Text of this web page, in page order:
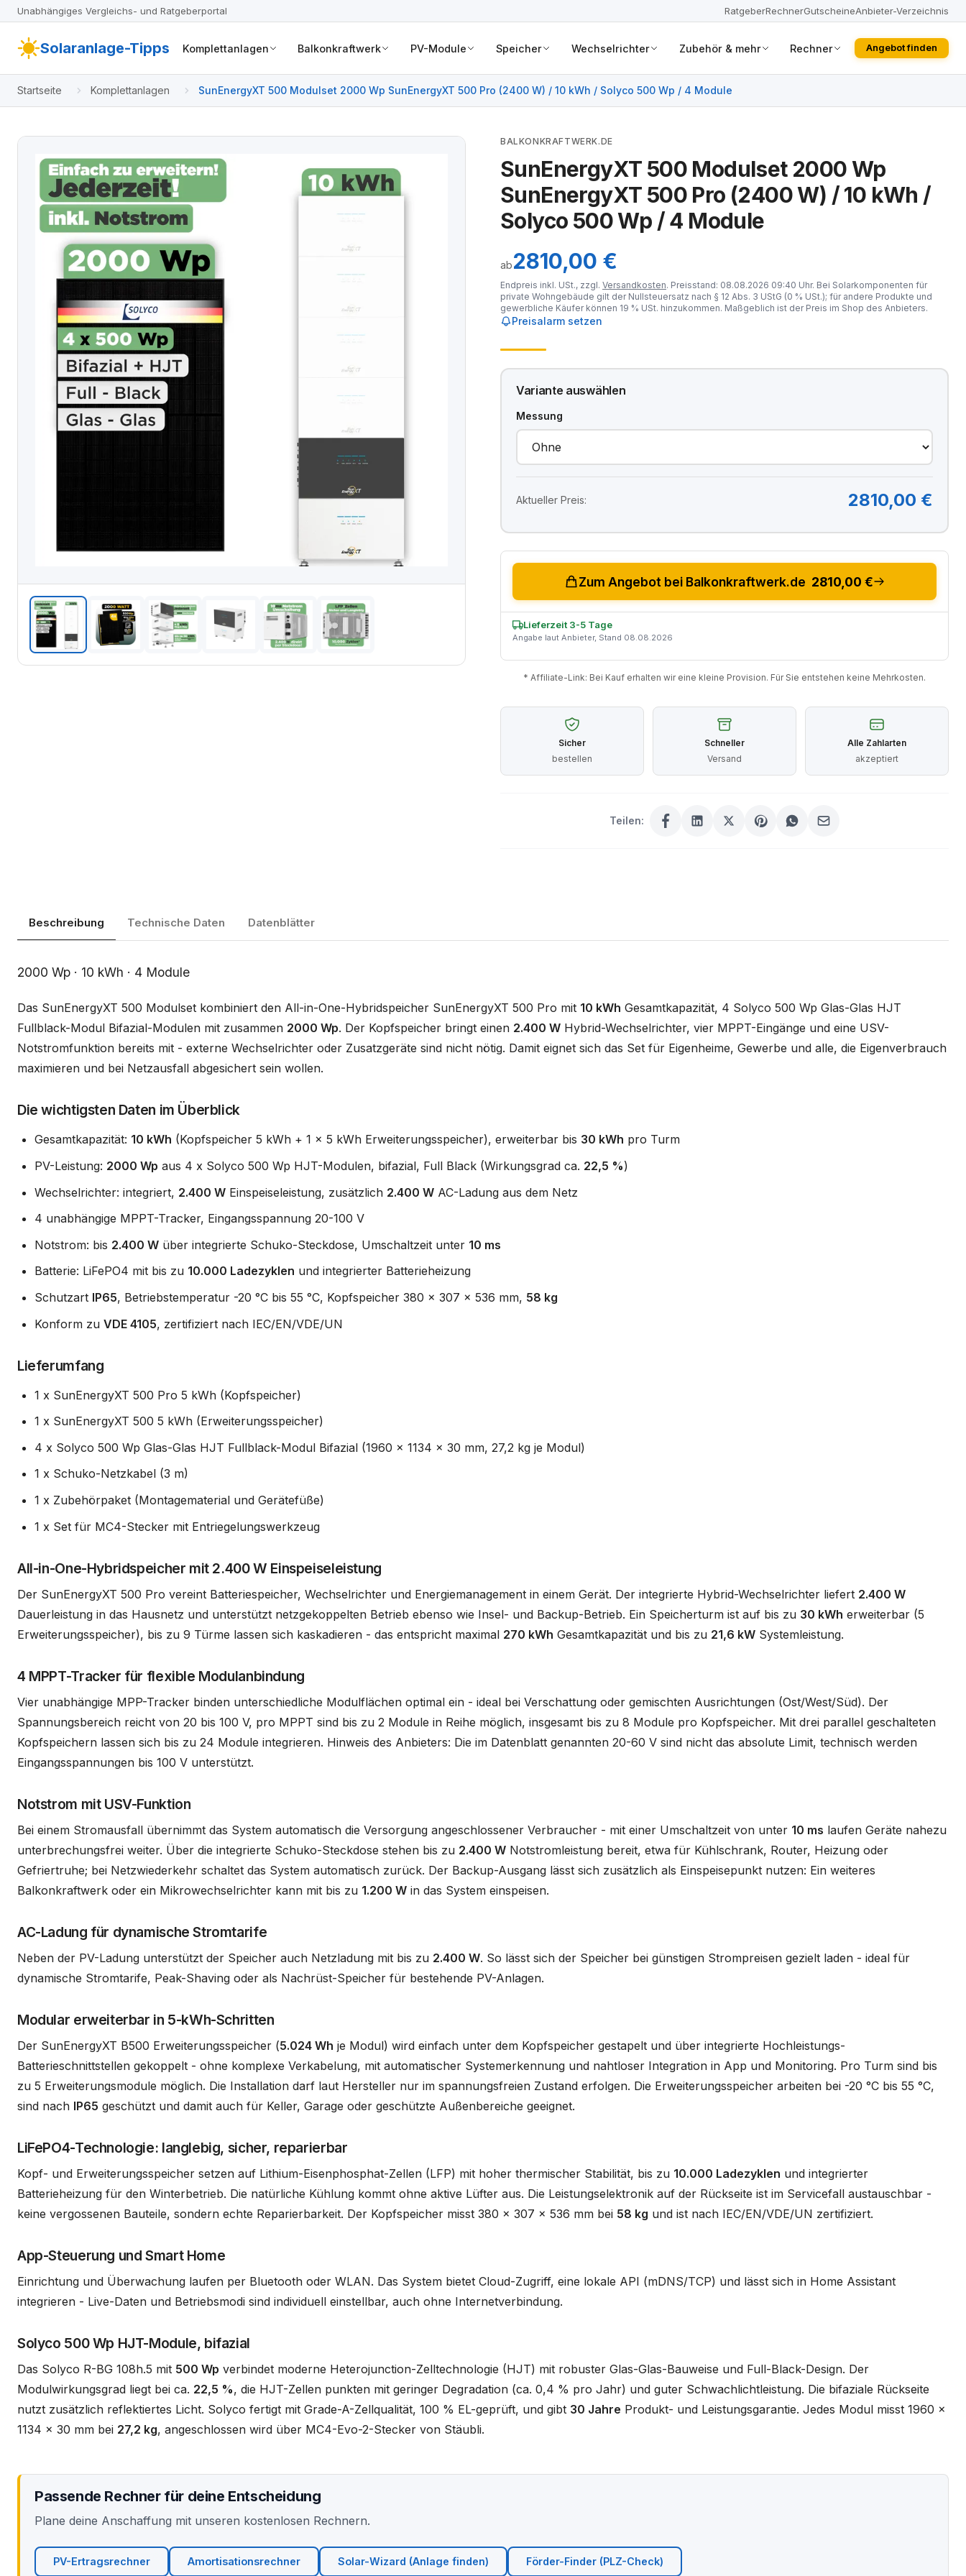
Unabhängiges Vergleichs- und Ratgeberportal RatgeberRechnerGutscheineAnbieter-Verzeichnis
Solaranlage-Tipps Komplettanlagen Balkonkraftwerk PV-Module Speicher Wechselrichter Zubehör & mehr Rechner Angebot finden
Startseite Komplettanlagen SunEnergyXT 500 Modulset 2000 Wp SunEnergyXT 500 Pro (2400 W) / 10 kWh / Solyco 500 Wp / 4 Module
BALKONKRAFTWERK.DE
SunEnergyXT 500 Modulset 2000 Wp
SunEnergyXT 500 Pro (2400 W) / 10 kWh /
Solyco 500 Wp / 4 Module
ab2810,00 €
Endpreis inkl. USt., zzgl. Versandkosten. Preisstand: 08.08.2026 09:40 Uhr. Bei Solarkomponenten für
private Wohngebäude gilt der Nullsteuersatz nach § 12 Abs. 3 UStG (0 % USt.); für andere Produkte und
gewerbliche Käufer können 19 % USt. hinzukommen. Maßgeblich ist der Preis im Shop des Anbieters.
Preisalarm setzen
Variante auswählen
Messung
Aktueller Preis: 2810,00 €
Zum Angebot bei Balkonkraftwerk.de 2810,00 €
Lieferzeit 3-5 Tage
Angabe laut Anbieter, Stand 08.08.2026
* Affiliate-Link: Bei Kauf erhalten wir eine kleine Provision. Für Sie entstehen keine Mehrkosten.
Sicher
bestellen
Schneller
Versand
Alle Zahlarten
akzeptiert
Teilen:
Beschreibung Technische Daten Datenblätter
Beschreibung
2000 Wp · 10 kWh · 4 Module
Das SunEnergyXT 500 Modulset kombiniert den All-in-One-Hybridspeicher SunEnergyXT 500 Pro mit 10 kWh Gesamtkapazität, 4 Solyco 500 Wp Glas-Glas HJT
Fullblack-Modul Bifazial-Modulen mit zusammen 2000 Wp. Der Kopfspeicher bringt einen 2.400 W Hybrid-Wechselrichter, vier MPPT-Eingänge und eine USV-
Notstromfunktion bereits mit - externe Wechselrichter oder Zusatzgeräte sind nicht nötig. Damit eignet sich das Set für Eigenheime, Gewerbe und alle, die Eigenverbrauch
maximieren und bei Netzausfall abgesichert sein wollen.
Die wichtigsten Daten im Überblick
Gesamtkapazität: 10 kWh (Kopfspeicher 5 kWh + 1 x 5 kWh Erweiterungsspeicher), erweiterbar bis 30 kWh pro Turm
PV-Leistung: 2000 Wp aus 4 x Solyco 500 Wp HJT-Modulen, bifazial, Full Black (Wirkungsgrad ca. 22,5 %)
Wechselrichter: integriert, 2.400 W Einspeiseleistung, zusätzlich 2.400 W AC-Ladung aus dem Netz
4 unabhängige MPPT-Tracker, Eingangsspannung 20-100 V
Notstrom: bis 2.400 W über integrierte Schuko-Steckdose, Umschaltzeit unter 10 ms
Batterie: LiFePO4 mit bis zu 10.000 Ladezyklen und integrierter Batterieheizung
Schutzart IP65, Betriebstemperatur -20 °C bis 55 °C, Kopfspeicher 380 x 307 x 536 mm, 58 kg
Konform zu VDE 4105, zertifiziert nach IEC/EN/VDE/UN
Lieferumfang
1 x SunEnergyXT 500 Pro 5 kWh (Kopfspeicher)
1 x SunEnergyXT 500 5 kWh (Erweiterungsspeicher)
4 x Solyco 500 Wp Glas-Glas HJT Fullblack-Modul Bifazial (1960 x 1134 x 30 mm, 27,2 kg je Modul)
1 x Schuko-Netzkabel (3 m)
1 x Zubehörpaket (Montagematerial und Gerätefüße)
1 x Set für MC4-Stecker mit Entriegelungswerkzeug
All-in-One-Hybridspeicher mit 2.400 W Einspeiseleistung
Der SunEnergyXT 500 Pro vereint Batteriespeicher, Wechselrichter und Energiemanagement in einem Gerät. Der integrierte Hybrid-Wechselrichter liefert 2.400 W
Dauerleistung in das Hausnetz und unterstützt netzgekoppelten Betrieb ebenso wie Insel- und Backup-Betrieb. Ein Speicherturm ist auf bis zu 30 kWh erweiterbar (5
Erweiterungsspeicher), bis zu 9 Türme lassen sich kaskadieren - das entspricht maximal 270 kWh Gesamtkapazität und bis zu 21,6 kW Systemleistung.
4 MPPT-Tracker für flexible Modulanbindung
Vier unabhängige MPP-Tracker binden unterschiedliche Modulflächen optimal ein - ideal bei Verschattung oder gemischten Ausrichtungen (Ost/West/Süd). Der
Spannungsbereich reicht von 20 bis 100 V, pro MPPT sind bis zu 2 Module in Reihe möglich, insgesamt bis zu 8 Module pro Kopfspeicher. Mit drei parallel geschalteten
Kopfspeichern lassen sich bis zu 24 Module integrieren. Hinweis des Anbieters: Die im Datenblatt genannten 20-60 V sind nicht das absolute Limit, technisch werden
Eingangsspannungen bis 100 V unterstützt.
Notstrom mit USV-Funktion
Bei einem Stromausfall übernimmt das System automatisch die Versorgung angeschlossener Verbraucher - mit einer Umschaltzeit von unter 10 ms laufen Geräte nahezu
unterbrechungsfrei weiter. Über die integrierte Schuko-Steckdose stehen bis zu 2.400 W Notstromleistung bereit, etwa für Kühlschrank, Router, Heizung oder
Gefriertruhe; bei Netzwiederkehr schaltet das System automatisch zurück. Der Backup-Ausgang lässt sich zusätzlich als Einspeisepunkt nutzen: Ein weiteres
Balkonkraftwerk oder ein Mikrowechselrichter kann mit bis zu 1.200 W in das System einspeisen.
AC-Ladung für dynamische Stromtarife
Neben der PV-Ladung unterstützt der Speicher auch Netzladung mit bis zu 2.400 W. So lässt sich der Speicher bei günstigen Strompreisen gezielt laden - ideal für
dynamische Stromtarife, Peak-Shaving oder als Nachrüst-Speicher für bestehende PV-Anlagen.
Modular erweiterbar in 5-kWh-Schritten
Der SunEnergyXT B500 Erweiterungsspeicher (5.024 Wh je Modul) wird einfach unter dem Kopfspeicher gestapelt und über integrierte Hochleistungs-
Batterieschnittstellen gekoppelt - ohne komplexe Verkabelung, mit automatischer Systemerkennung und nahtloser Integration in App und Monitoring. Pro Turm sind bis
zu 5 Erweiterungsmodule möglich. Die Installation darf laut Hersteller nur im spannungsfreien Zustand erfolgen. Die Erweiterungsspeicher arbeiten bei -20 °C bis 55 °C,
sind nach IP65 geschützt und damit auch für Keller, Garage oder geschützte Außenbereiche geeignet.
LiFePO4-Technologie: langlebig, sicher, reparierbar
Kopf- und Erweiterungsspeicher setzen auf Lithium-Eisenphosphat-Zellen (LFP) mit hoher thermischer Stabilität, bis zu 10.000 Ladezyklen und integrierter
Batterieheizung für den Winterbetrieb. Die natürliche Kühlung kommt ohne aktive Lüfter aus. Die Leistungselektronik auf der Rückseite ist im Servicefall austauschbar -
keine vergossenen Bauteile, sondern echte Reparierbarkeit. Der Kopfspeicher misst 380 x 307 x 536 mm bei 58 kg und ist nach IEC/EN/VDE/UN zertifiziert.
App-Steuerung und Smart Home
Einrichtung und Überwachung laufen per Bluetooth oder WLAN. Das System bietet Cloud-Zugriff, eine lokale API (mDNS/TCP) und lässt sich in Home Assistant
integrieren - Live-Daten und Betriebsmodi sind individuell einstellbar, auch ohne Internetverbindung.
Solyco 500 Wp HJT-Module, bifazial
Das Solyco R-BG 108h.5 mit 500 Wp verbindet moderne Heterojunction-Zelltechnologie (HJT) mit robuster Glas-Glas-Bauweise und Full-Black-Design. Der
Modulwirkungsgrad liegt bei ca. 22,5 %, die HJT-Zellen punkten mit geringer Degradation (ca. 0,4 % pro Jahr) und guter Schwachlichtleistung. Die bifaziale Rückseite
nutzt zusätzlich reflektiertes Licht. Solyco fertigt mit Grade-A-Zellqualität, 100 % EL-geprüft, und gibt 30 Jahre Produkt- und Leistungsgarantie. Jedes Modul misst 1960 x
1134 x 30 mm bei 27,2 kg, angeschlossen wird über MC4-Evo-2-Stecker von Stäubli.
Passende Rechner für deine Entscheidung
Plane deine Anschaffung mit unseren kostenlosen Rechnern.
PV-Ertragsrechner Amortisationsrechner Solar-Wizard (Anlage finden) Förder-Finder (PLZ-Check)